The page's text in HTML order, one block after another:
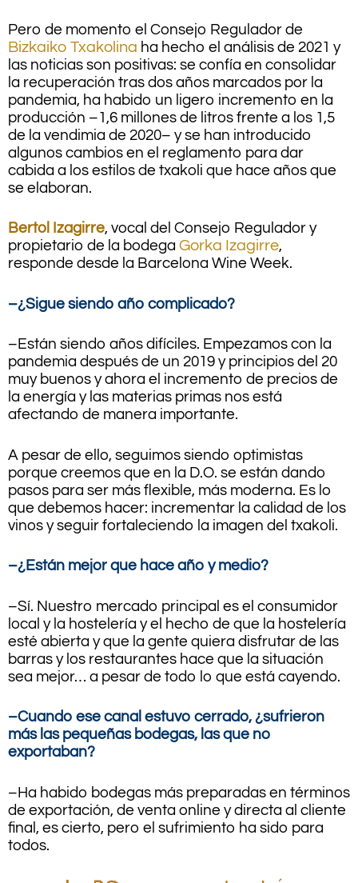
Pero de momento el Consejo Regulador de
Bizkaiko Txakolina ha hecho el análisis de 2021 y
las noticias son positivas: se confía en consolidar
la recuperación tras dos años marcados por la
pandemia, ha habido un ligero incremento en la
producción –1,6 millones de litros frente a los 1,5
de la vendimia de 2020– y se han introducido
algunos cambios en el reglamento para dar
cabida a los estilos de txakoli que hace años que
se elaboran.
Bertol Izagirre, vocal del Consejo Regulador y
propietario de la bodega Gorka Izagirre,
responde desde la Barcelona Wine Week.
–¿Sigue siendo año complicado?
–Están siendo años difíciles. Empezamos con la
pandemia después de un 2019 y principios del 20
muy buenos y ahora el incremento de precios de
la energía y las materias primas nos está
afectando de manera importante.
A pesar de ello, seguimos siendo optimistas
porque creemos que en la D.O. se están dando
pasos para ser más flexible, más moderna. Es lo
que debemos hacer: incrementar la calidad de los
vinos y seguir fortaleciendo la imagen del txakoli.
–¿Están mejor que hace año y medio?
–Sí. Nuestro mercado principal es el consumidor
local y la hostelería y el hecho de que la hostelería
esté abierta y que la gente quiera disfrutar de las
barras y los restaurantes hace que la situación
sea mejor… a pesar de todo lo que está cayendo.
–Cuando ese canal estuvo cerrado, ¿sufrieron
más las pequeñas bodegas, las que no
exportaban?
–Ha habido bodegas más preparadas en términos
de exportación, de venta online y directa al cliente
final, es cierto, pero el sufrimiento ha sido para
todos.